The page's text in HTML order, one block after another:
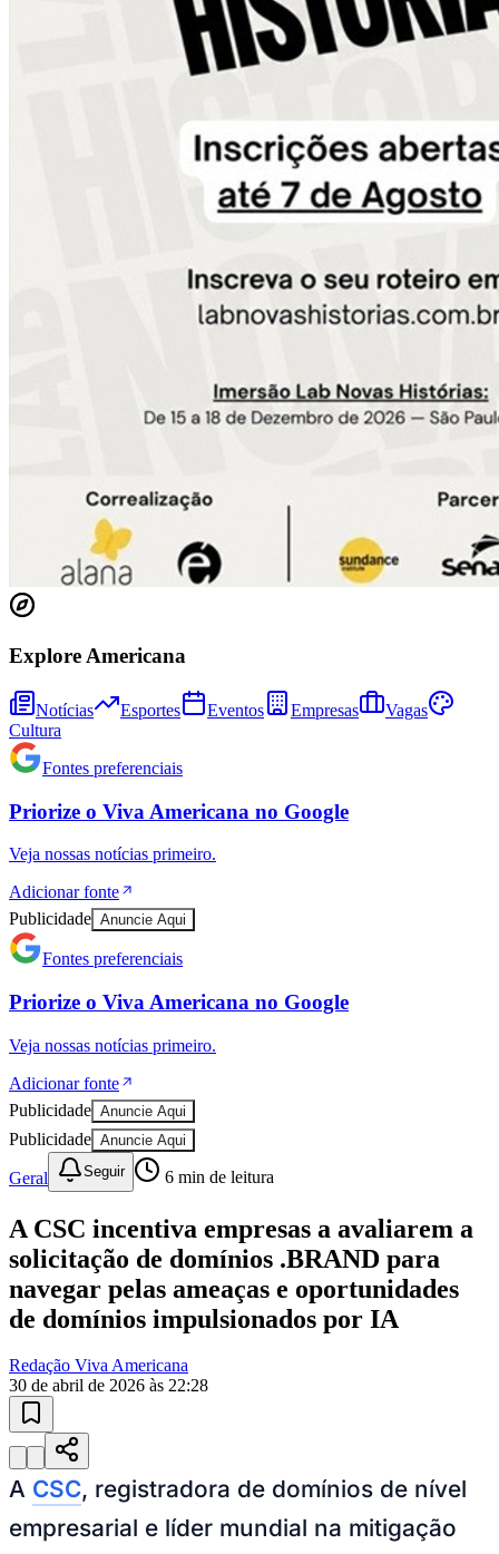
Explore Americana
Notícias Esportes Eventos Empresas
Vagas
Cultura
Fontes preferenciais
Priorize o Viva Americana no Google
Veja nossas notícias primeiro.
Adicionar fonte
Publicidade Anuncie Aqui
Fontes preferenciais
Priorize o Viva Americana no Google
Veja nossas notícias primeiro.
Adicionar fonte
Publicidade Anuncie Aqui
Publicidade Anuncie Aqui
Geral Seguir 6 min de leitura
A CSC incentiva empresas a avaliarem a
solicitação de domínios .BRAND para
navegar pelas ameaças e oportunidades
de domínios impulsionados por IA
Redação Viva Americana
30 de abril de 2026 às 22:28
A CSC, registradora de domínios de nível
empresarial e líder mundial na mitigação